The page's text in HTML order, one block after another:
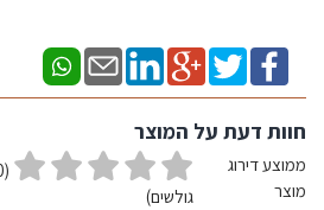
חוות דעת על המוצר
ממוצע דירוג
מוצר
גולשים)